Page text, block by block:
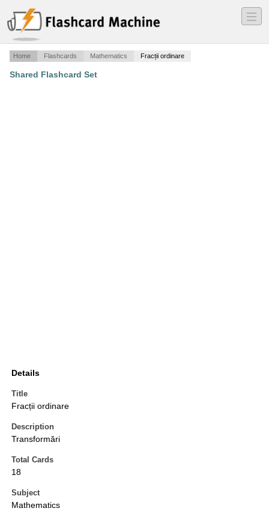
―
―
―
Home Flashcards Mathematics Fracții ordinare
Shared Flashcard Set
Details
Title
Fracții ordinare
Description
Transformări
Total Cards
18
Subject
Mathematics